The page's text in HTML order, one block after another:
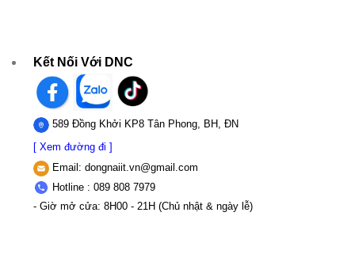
Kết Nối Với DNC
589 Đồng Khởi KP8 Tân Phong, BH, ĐN
[ Xem đường đi ]
Email: dongnaiit.vn@gmail.com
Hotline : 089 808 7979
- Giờ mở cửa: 8H00 - 21H (Chủ nhật & ngày lễ)